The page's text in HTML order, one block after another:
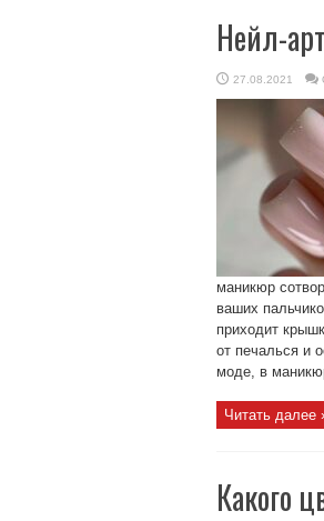
Нейл-
27.08.2021
маникюр
ваших
приходит
от печалься и
моде, в
Читать далее
Какого